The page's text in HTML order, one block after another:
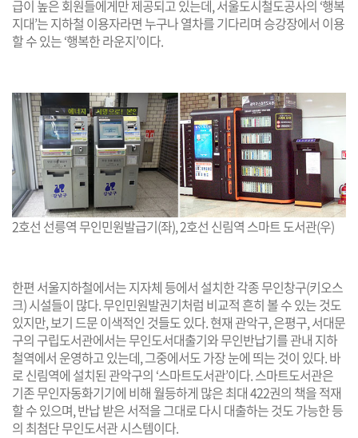
급이 높은 회원들에게만 제공되고 있는데, 서울도시철도공사의 ‘행복
지대’는 지하철 이용자라면 누구나 열차를 기다리며 승강장에서 이용
할 수 있는 ‘행복한 라운지’이다.
2호선 선릉역 무인민원발급기(좌), 2호선 신림역 스마트 도서관(우)
한편 서울지하철에서는 지자체 등에서 설치한 각종 무인창구(키오스
크) 시설들이 많다. 무인민원발권기처럼 비교적 흔히 볼 수 있는 것도
있지만, 보기 드문 이색적인 것들도 있다. 현재 관악구, 은평구, 서대문
구의 구립도서관에서는 무인도서대출기와 무인반납기를 관내 지하
철역에서 운영하고 있는데, 그중에서도 가장 눈에 띄는 것이 있다. 바
로 신림역에 설치된 관악구의 ‘스마트도서관’이다. 스마트도서관은
기존 무인자동화기기에 비해 월등하게 많은 최대 422권의 책을 적재
할 수 있으며, 반납 받은 서적을 그대로 다시 대출하는 것도 가능한 등
의 최첨단 무인도서관 시스템이다.